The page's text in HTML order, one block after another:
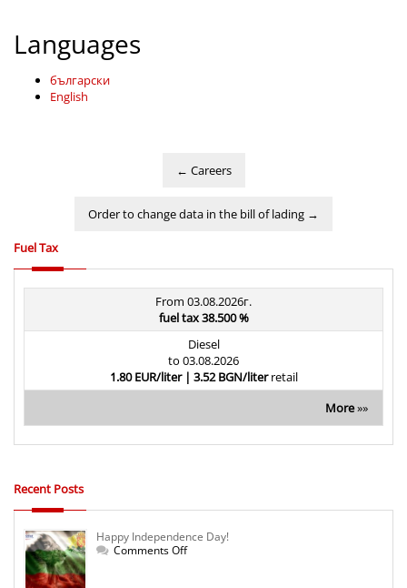
Languages
български
English
← Careers
Order to change data in the bill of lading →
Fuel Tax
From 03.08.2026г.
fuel tax 38.500 %
Diesel
to 03.08.2026
1.80 EUR/liter | 3.52 BGN/literretail
More»»
Recent Posts
Happy Independence Day!
Comments Offon